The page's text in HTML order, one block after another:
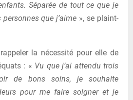
Séparée de tout ce que je
que j’aime », se plaint-
la nécessité pour elle de
: « Vu que j’ai attendu trois
de bons soins, je souhaite
pour me faire soigner et je